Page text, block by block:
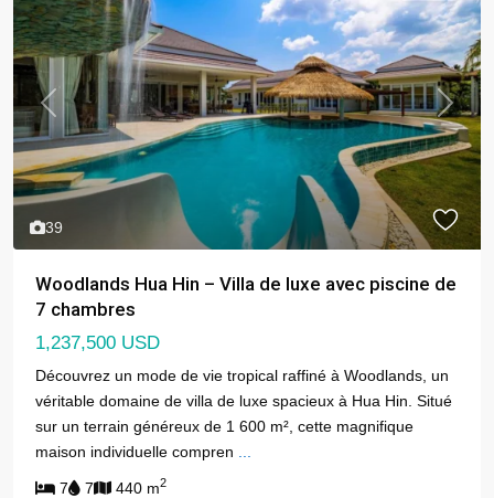
39
Previous Next
Woodlands Hua Hin – Villa de luxe avec piscine de
7 chambres
1,237,500 USD
Découvrez un mode de vie tropical raffiné à Woodlands, un
véritable domaine de villa de luxe spacieux à Hua Hin. Situé
sur un terrain généreux de 1 600 m², cette magnifique
maison individuelle compren
7 7 440 m2